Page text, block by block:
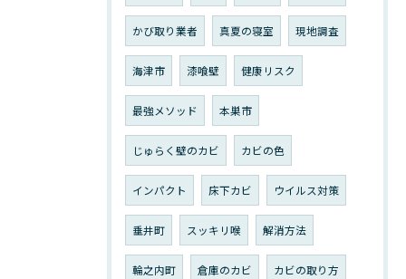
かび取り業者 真夏の寝室 現地調査
海津市 漆喰壁 健康リスク
最強メソッド 本巣市
じゅらく壁のカビ カビの色
インパクト 床下カビ ウイルス対策
垂井町 スッキリ喉 解消方法
輪之内町 倉庫のカビ カビの取り方